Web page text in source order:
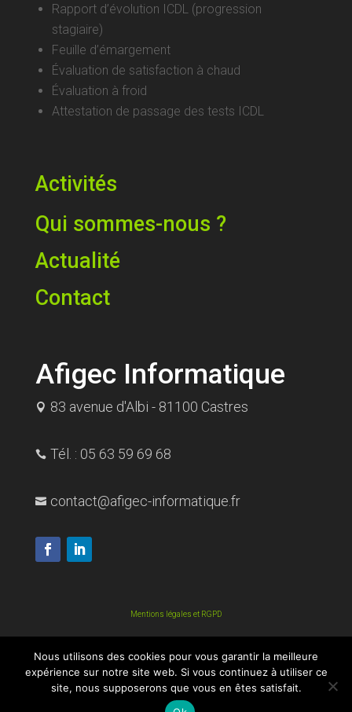
Rapport d’évolution ICDL (progression
stagiaire)
Feuille d’émargement
Évaluation de satisfaction à chaud
Évaluation à froid
Attestation de passage des tests ICDL
Activités
Qui sommes-nous ?
Actualité
Contact
Afigec Informatique
 83 avenue d'Albi - 81100 Castres
 Tél. : 05 63 59 69 68
 contact@afigec-informatique.fr
Mentions légales et RGPD
© 2021 AFIGEC Informatique. Tous droits réservés.
Conditions Générales de Ventes et de Services
Nous utilisons des cookies pour vous garantir la meilleure
expérience sur notre site web. Si vous continuez à utiliser ce
site, nous supposerons que vous en êtes satisfait.